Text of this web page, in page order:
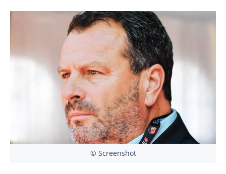
© Screenshot